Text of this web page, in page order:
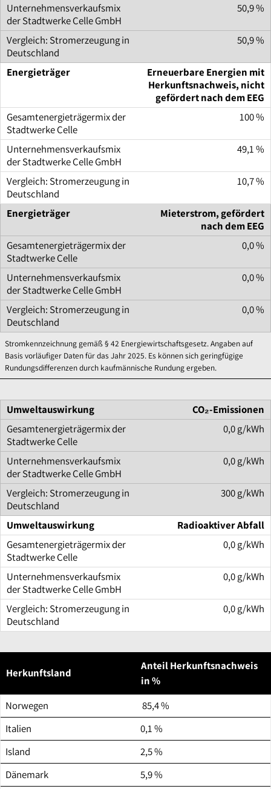
50,9 %
50,9 %
Erneuerbare Energien mit
Herkunftsnachweis, nicht
gefördert nach dem EEG
100 %
49,1 %
10,7 %
Mieterstrom, gefördert
nach dem EEG
0,0 %
0,0 %
0,0 %
Stromkennzeichnung gemäß § 42 Energiewirtschaftsgesetz. Angaben auf
Basis vorläufiger Daten für das Jahr 2025. Es können sich geringfügige
Rundungsdifferenzen durch kaufmännische Rundung ergeben.
CO₂-Emissionen
0,0 g/kWh
0,0 g/kWh
300 g/kWh
Radioaktiver Abfall
0,0 g/kWh
0,0 g/kWh
0,0 g/kWh
Herkunftsland
Anteil Herkunftsnachweis
in %
Norwegen
85,4 %
Italien
0,1 %
Island
2,5 %
Dänemark
5,9 %